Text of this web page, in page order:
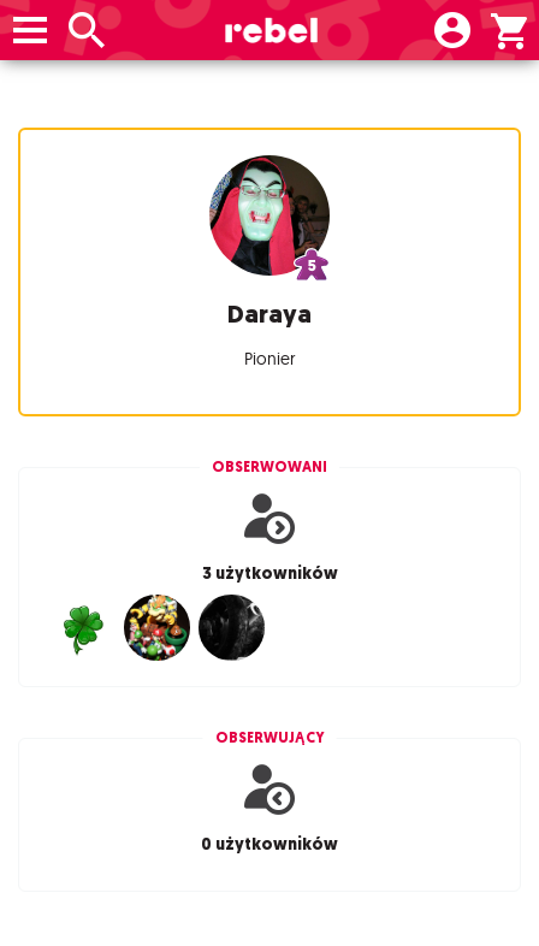
Daraya
Pionier
OBSERWOWANI
3 użytkowników
OBSERWUJĄCY
0 użytkowników